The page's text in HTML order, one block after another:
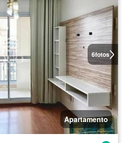
6fotos
Apartamento